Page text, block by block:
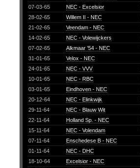
07-03-65
NEC - Excelsior
28-02-65
Willem II - NEC
21-02-65
Veendam - NEC
14-02-65
NEC - Volewijckers
07-02-65
Alkmaar '54 - NEC
31-01-65
Velox - NEC
24-01-65
NEC - VVV
10-01-65
NEC - RBC
03-01-65
Eindhoven - NEC
20-12-64
NEC - Elinkwijk
29-11-64
NEC - Blauw Wit
22-11-64
Holland Sp. - NEC
15-11-64
NEC - Volendam
07-11-64
Enschedese B - NEC
01-11-64
NEC - DHC
18-10-64
Excelsior - NEC